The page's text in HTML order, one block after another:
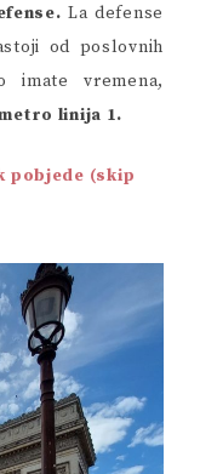
La defense
od poslovnih
imate vremena,
linija 1.
pobjede (skip